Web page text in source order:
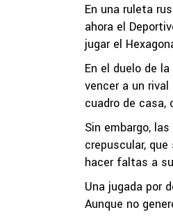
En una ruleta
ahora el
jugar el
En el duelo de
vencer a un
cuadro de casa,
Sin embargo,
crepuscular,
hacer faltas a
Una jugada por
Aunque no